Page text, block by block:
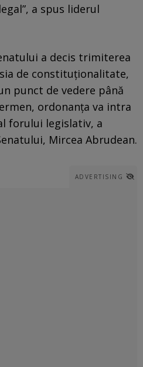
a spus liderul
a decis trimiterea
de constituționalitate,
punct de vedere până
ordonanța va intra
forului legislativ, a
Mircea Abrudean.
ADVERTISING